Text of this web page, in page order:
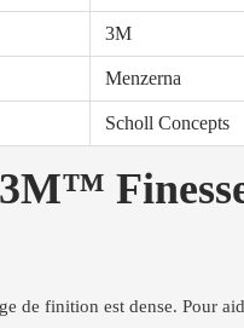
3M
Menzerna
Scholl Concepts
de finition est dense. Pour